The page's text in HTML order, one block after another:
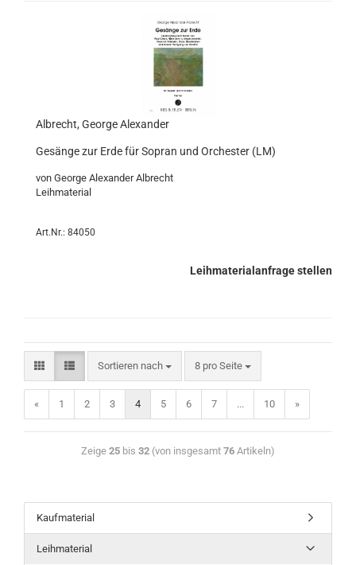
Albrecht, George Alexander
Gesänge zur Erde für Sopran und Orchester (LM)
​von George Alexander Albrecht
Leihmaterial
Art.Nr.: 84050
Leihmaterialanfrage stellen
Sortieren nach 8 pro Seite
« 1 2 3 4 5 6 7 ... 10 »
Zeige 25 bis 32 (von insgesamt 76 Artikeln)
Kaufmaterial
Leihmaterial